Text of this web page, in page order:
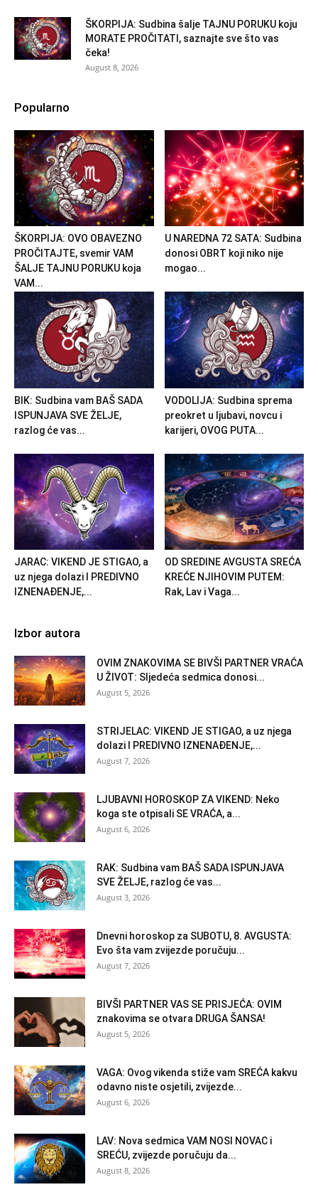
ŠKORPIJA: Sudbina šalje TAJNU PORUKU koju
MORATE PROČITATI, saznajte sve što vas
čeka!
August 8, 2026
Popularno
ŠKORPIJA: OVO OBAVEZNO
PROČITAJTE, svemir VAM
ŠALJE TAJNU PORUKU koja
VAM...
U NAREDNA 72 SATA: Sudbina
donosi OBRT koji niko nije
mogao...
BIK: Sudbina vam BAŠ SADA
ISPUNJAVA SVE ŽELJE,
razlog će vas...
VODOLIJA: Sudbina sprema
preokret u ljubavi, novcu i
karijeri, OVOG PUTA...
JARAC: VIKEND JE STIGAO, a
uz njega dolazi I PREDIVNO
IZNENAĐENJE,...
OD SREDINE AVGUSTA SREĆA
KREĆE NJIHOVIM PUTEM:
Rak, Lav i Vaga...
Izbor autora
OVIM ZNAKOVIMA SE BIVŠI PARTNER VRAĆA
U ŽIVOT: Sljedeća sedmica donosi...
August 5, 2026
STRIJELAC: VIKEND JE STIGAO, a uz njega
dolazi I PREDIVNO IZNENAĐENJE,...
August 7, 2026
LJUBAVNI HOROSKOP ZA VIKEND: Neko
koga ste otpisali SE VRAĆA, a...
August 6, 2026
RAK: Sudbina vam BAŠ SADA ISPUNJAVA
SVE ŽELJE, razlog će vas...
August 3, 2026
Dnevni horoskop za SUBOTU, 8. AVGUSTA:
Evo šta vam zvijezde poručuju...
August 7, 2026
BIVŠI PARTNER VAS SE PRISJEĆA: OVIM
znakovima se otvara DRUGA ŠANSA!
August 5, 2026
VAGA: Ovog vikenda stiže vam SREĆA kakvu
odavno niste osjetili, zvijezde...
August 6, 2026
LAV: Nova sedmica VAM NOSI NOVAC i
SREĆU, zvijezde poručuju da...
August 8, 2026